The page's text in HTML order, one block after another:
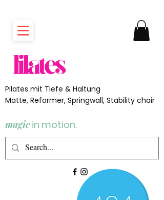
Pilates mit Tiefe & Haltung
Matte, Reformer, Springwall, Stability chair
magicin motion.